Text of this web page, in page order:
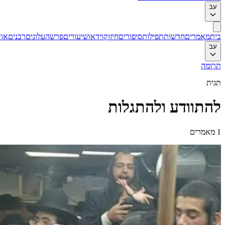
עב
ביתמאמריםחדשותתפילותסיפוריםחיזוקוידאושיעוריםפרשהעלוניםרבנים
עב
תרומה
תגית
להתוודע ולהתגלות
1 מאמרים